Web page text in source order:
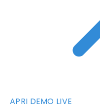
APRI DEMO LIVE